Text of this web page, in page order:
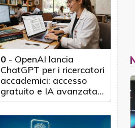
0 - OpenAI lancia
ChatGPT per i ricercatori
accademici: accesso
gratuito e IA avanzata
per 100.000 scienziati